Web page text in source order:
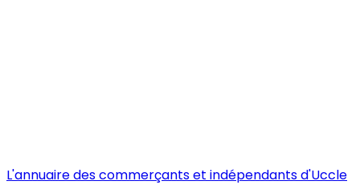
L'annuaire des commerçants et indépendants d'Uccle